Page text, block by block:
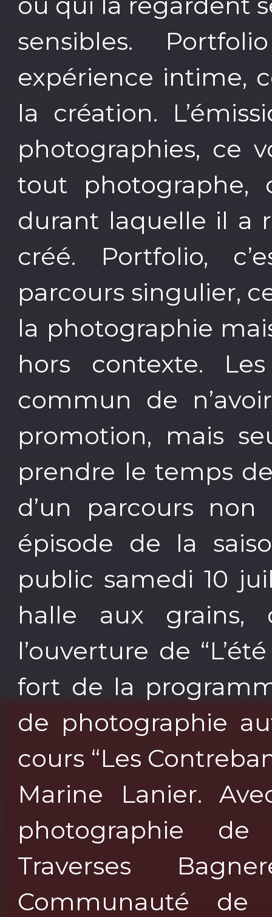
sensibles.
expérience intime,
la création.
photographies, ce
tout photographe,
durant laquelle il a
créé. Portfolio,
parcours singulier,
la photographie
hors contexte.
commun de
promotion, mais
prendre le temps
d’un parcours
épisode de la
public samedi 10
halle aux grains,
l’ouverture de
fort de la
de photographie
cours “Les
Marine Lanier.
photographie de
Traverses
Communauté de